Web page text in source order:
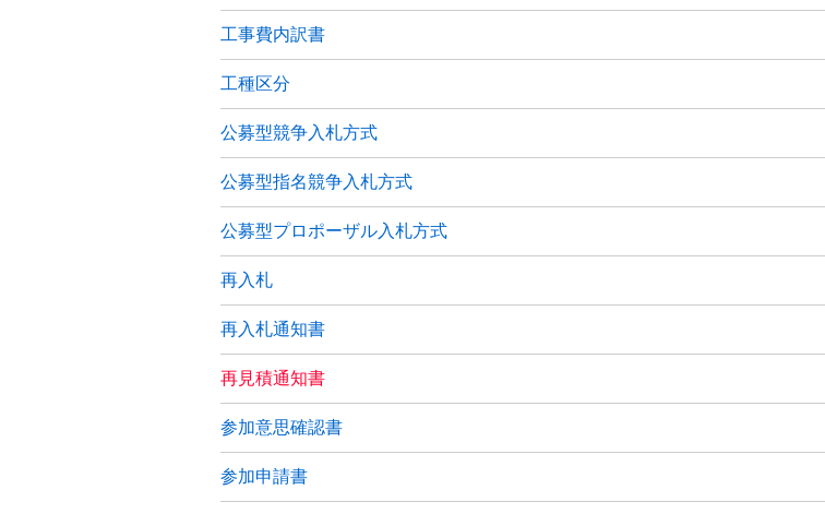
工事費内訳書
工種区分
公募型競争入札方式
公募型指名競争入札方式
公募型プロポーザル入札方式
再入札
再入札通知書
再見積通知書
参加意思確認書
参加申請書